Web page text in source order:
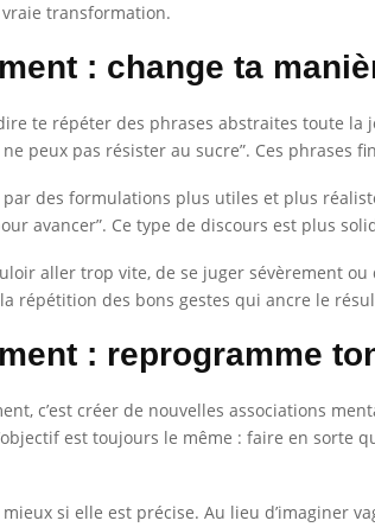
transformation.
: change ta
te répéter des phrases abstraites toute
ne peux pas résister au sucre”. Ces
des formulations plus utiles et plus
avancer”. Ce type de discours est plus
aller trop vite, de se juger sévèrement
répétition des bons gestes qui ancre le
: reprogramme
c’est créer de nouvelles associations
est toujours le même : faire en sorte
si elle est précise. Au lieu d’imaginer